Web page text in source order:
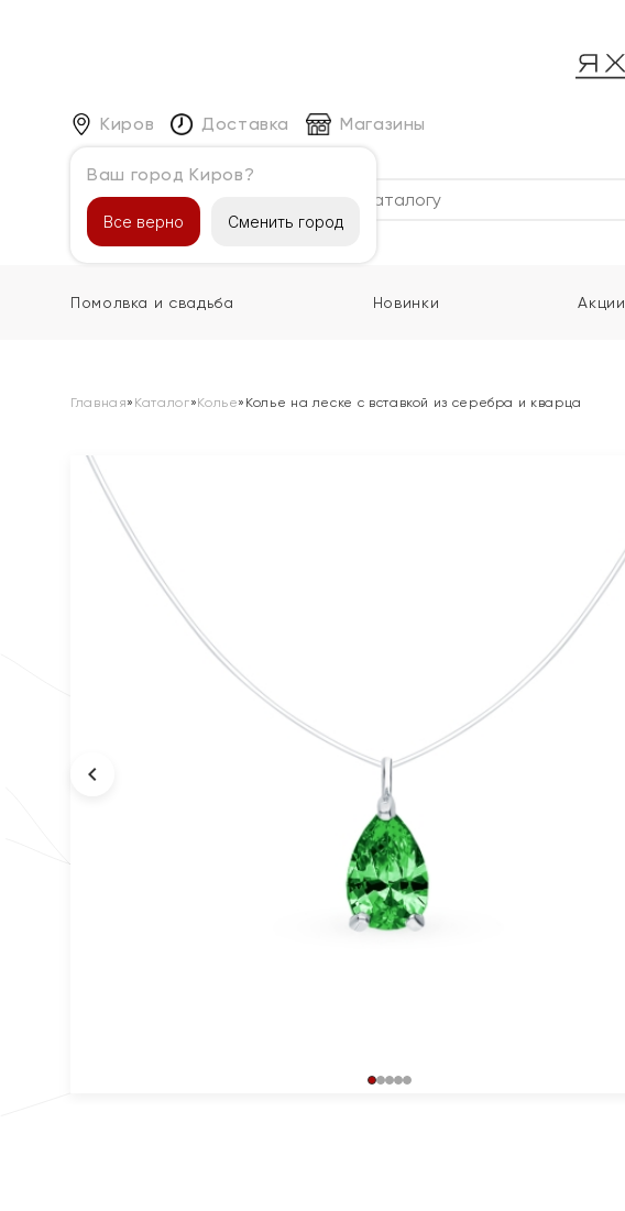
Киров
Ваш город Киров?
Все верно Сменить город
Доставка Магазины
Каталог
Помолвка и свадьба Новинки Акции
Главная» Каталог»Колье» Колье на леске с вставкой из серебра и кварца